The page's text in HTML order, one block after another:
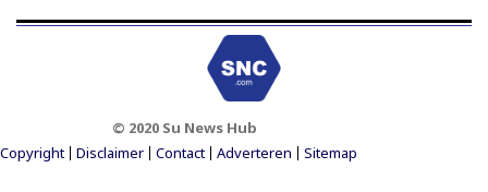
© 2020 Su News Hub
Footer Menu
Copyright Disclaimer Contact Adverteren Sitemap